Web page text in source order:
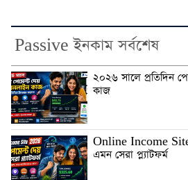
Passive ইনকাম সর্বশেষ
২০২৬ সালে প্রতিদিন
কাজ
Online Income Site
এমন সেরা প্ল্যাটফর্ম